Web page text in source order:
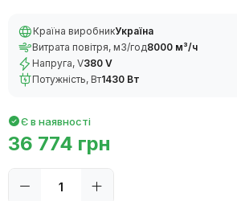
Країна виробникУкраїна
Витрата повітря, м3/год8000 м³/ч
Напруга, V380 V
Потужність, Вт1430 Вт
Є в наявності
36 774 грн